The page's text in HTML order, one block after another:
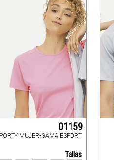
01159
MUJER-GAMA ESPORT
Tallas